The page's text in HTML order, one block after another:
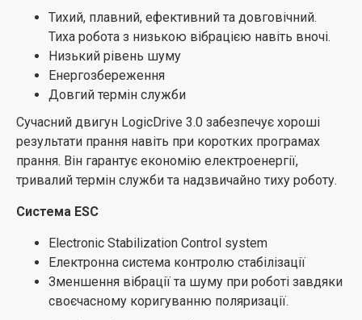
температуру. Це чудове рішення для людей, які
завжди зайняті та цінують щоденний комфорт.
Великий пральний барабан
Більший простір для прання, більша сила прання,
кращий ефект прання завдяки надвеликому
барабану.
Плазмове безшовне зварювання
зварювання забезпечує більш високу міцність
таким чином ефективніше захищаючи білизну від
пошкоджень.
SteamPower PRO – прання з парою
Тихий, плавний, ефективний та довговічний.
Тиха робота з низькою вібрацією навіть вночі.
Низький рівень шуму
Енергозбереження
Довгий термін служби
Сучасний двигун LogicDrive 3.0 забезпечує хороші
результати прання навіть при коротких програмах
прання. Він гарантує економію електроенергії,
тривалий термін служби та надзвичайно тиху роботу.
Система ESC
Electronic Stabilization Control system
Електронна система контролю стабілізації
Зменшення вібрації та шуму при роботі завдяки
своєчасному коригуванню поляризації.